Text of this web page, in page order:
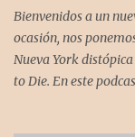
estupenda. Es un
alta dificultad...
Bienvenidos a un
ocasión, nos
Nueva York
to Die. En este